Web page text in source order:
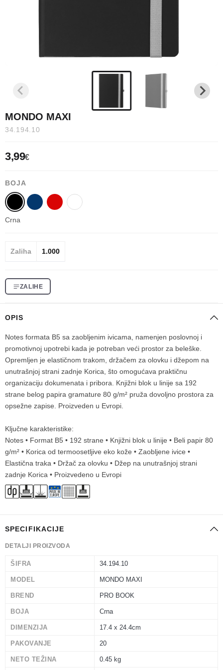
MONDO MAXI
34.194.10
3,99€
BOJA
Crna
Zaliha 1.000
ZALIHE
OPIS
Notes formata B5 sa zaobljenim ivicama, namenjen poslovnoj i
promotivnoj upotrebi kada je potreban veći prostor za beleške.
Opremljen je elastičnom trakom, držačem za olovku i džepom na
unutrašnjoj strani zadnje Korica, što omogućava praktičnu
organizaciju dokumenata i pribora. Knjižni blok u linije sa 192
strane belog papira gramature 80 g/m² pruža dovoljno prostora za
opsežne zapise. Proizveden u Evropi.
Ključne karakteristike:
Notes • Format B5 • 192 strane • Knjižni blok u linije • Beli papir 80
g/m² • Korica od termoosetljive eko kože • Zaobljene ivice •
Elastična traka • Držač za olovku • Džep na unutrašnjoj strani
zadnje Korica • Proizvedeno u Evropi
SPECIFIKACIJE
DETALJI PROIZVODA
ŠIFRA 34.194.10
MODEL MONDO MAXI
BREND PRO BOOK
BOJA Crna
DIMENZIJA 17.4 x 24.4cm
PAKOVANJE 20
NETO TEŽINA 0.45 kg